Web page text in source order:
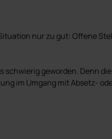
nur zu gut: Offene
geworden. Denn
im Umgang mit Absetz-